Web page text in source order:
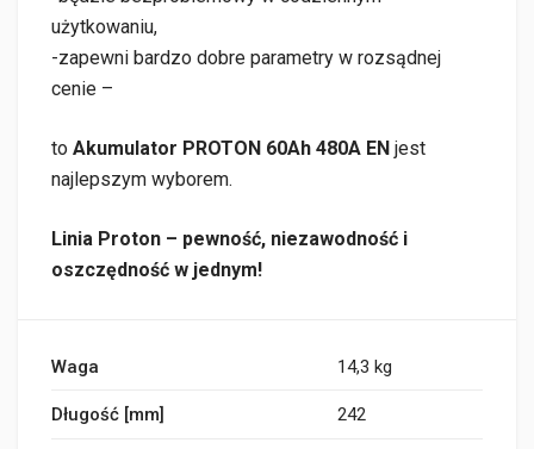
użytkowaniu,
-zapewni bardzo dobre parametry w rozsądnej
cenie –
to Akumulator PROTON 60Ah 480A EN jest
najlepszym wyborem.
Linia Proton – pewność, niezawodność i
oszczędność w jednym!
Waga 14,3 kg
Długość [mm] 242